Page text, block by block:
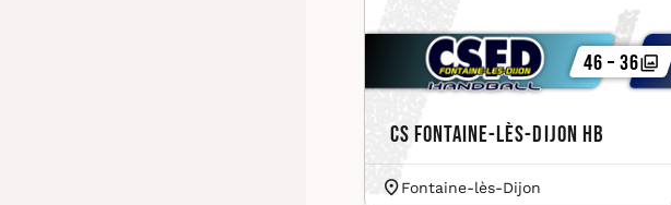
CS Fontaine-lès-Dijon HB
46 – 36
Fontaine-lès-Dijon